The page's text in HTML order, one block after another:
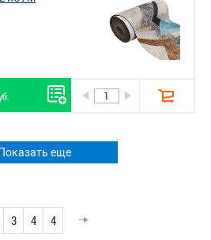
Показать еще
3 4 4